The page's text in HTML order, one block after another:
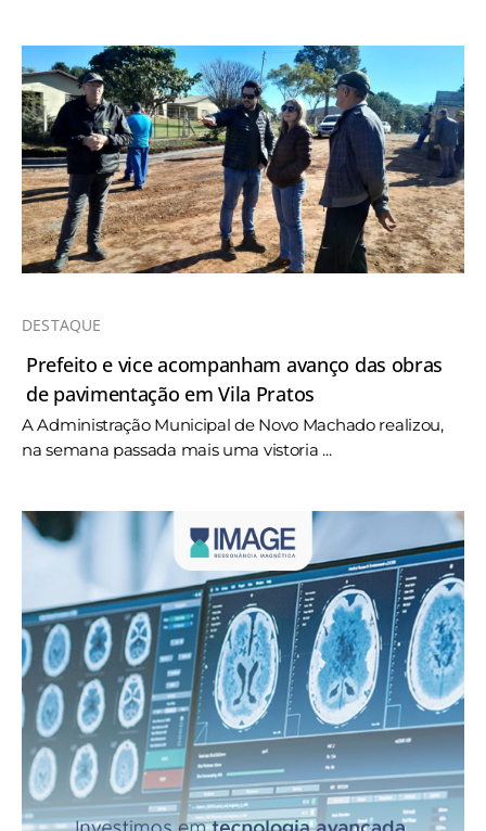
DESTAQUE
Prefeito e vice acompanham avanço das obras
de pavimentação em Vila Pratos
A Administração Municipal de Novo Machado realizou,
na semana passada mais uma vistoria ...